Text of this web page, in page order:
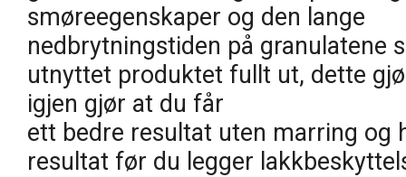
smøreegenskaper og den lange
nedbrytningstiden på granulatene
utnyttet produktet fullt ut, dette
igjen gjør at du får
ett bedre resultat uten marring og
resultat før du legger